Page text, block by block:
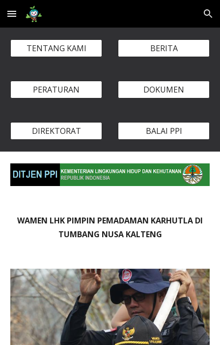
Skip to main content Skip to navigation
TENTANG KAMI BERITA
PERATURAN DOKUMEN
DIREKTORAT BALAI PPI
WAMEN LHK PIMPIN PEMADAMAN KARHUTLA DI
TUMBANG NUSA KALTENG